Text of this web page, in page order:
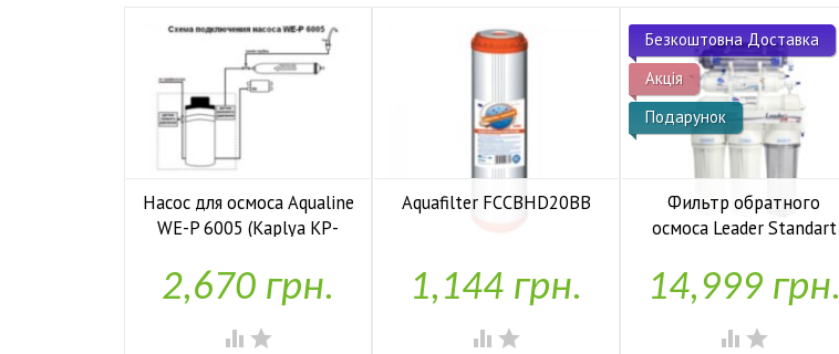
Насос для осмоса Aqualine
WE-P 6005 (Kaplya KP-
 У наявності
2,670 грн.
 
Aquafilter FCCBHD20BB
1,144 грн.
 
Безкоштовна Доставка
Акція
Подарунок
Фильтр обратного
осмоса Leader Standart
У наявності
14,999 грн.
 